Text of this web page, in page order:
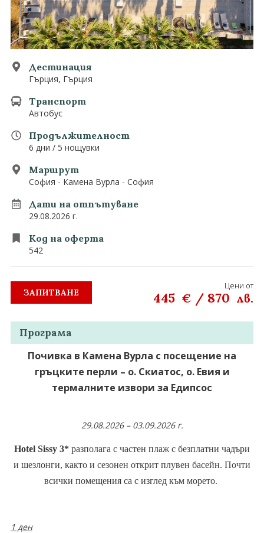
Екзотични
0882 907 335 Запитване
Последвайте ни
Дестинация
Гърция, Гърция
Транспорт
Автобус
Продължителност
6 дни / 5 нощувки
Маршрут
София - Камена Вурла - София
Дати на отпътуване
29.08.2026 г.
Код на оферта
542
ЗАПИТВАНЕ
Цени от
445 € / 870 лв.
Програма
Почивка в Камена Вурла с посещение на
гръцките перли – о. Скиатос, о. Евия и
термалните извори за Едипсос
29.08.2026 – 03.09.2026 г.
Hotel Sissy 3* разполага с частен плаж с безплатни чадъри
и шезлонги, както и сезонен открит плувен басейн. Почти
всички помещения са с изглед към морето.
1 ден